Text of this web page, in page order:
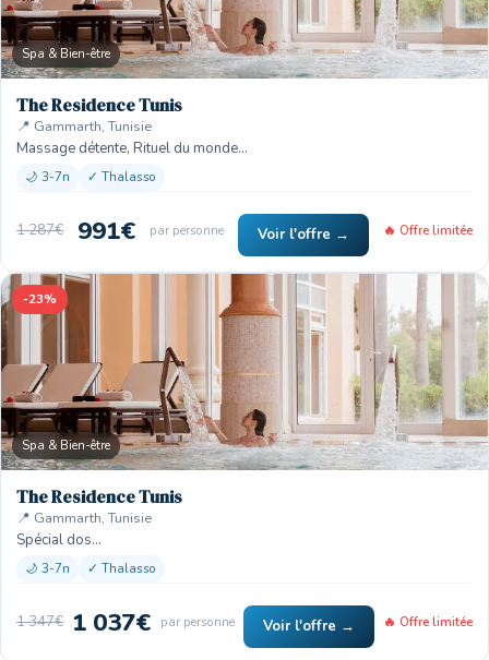
Spa & Bien-être
The Residence Tunis
📍 Gammarth, Tunisie
Massage détente, Rituel du monde…
🌙 3-7n ✓ Thalasso
1 287€ 991€ par personne Voir l'offre → 🔥 Offre limitée
-23%
Spa & Bien-être
The Residence Tunis
📍 Gammarth, Tunisie
Spécial dos…
🌙 3-7n ✓ Thalasso
1 347€ 1 037€ par personne Voir l'offre → 🔥 Offre limitée